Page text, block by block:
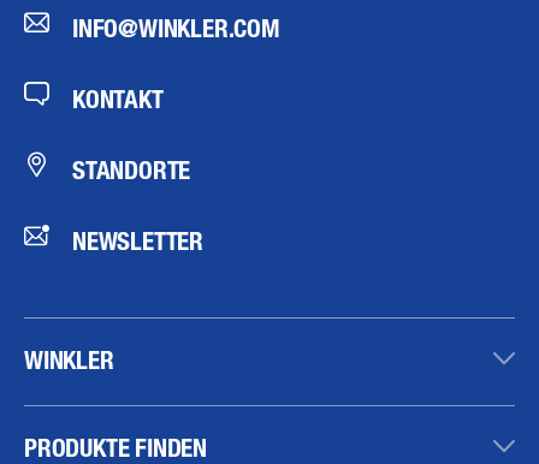
INFO@WINKLER.COM
KONTAKT
STANDORTE
NEWSLETTER
WINKLER
PRODUKTE FINDEN